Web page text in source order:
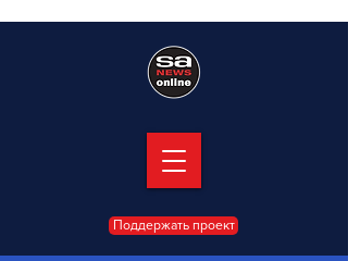
Поддержать проект